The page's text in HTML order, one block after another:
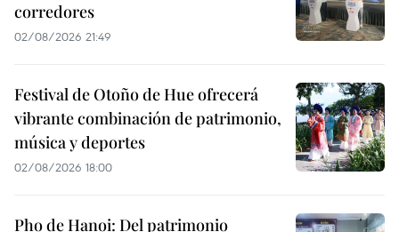
corredores
02/08/2026 21:49
Festival de Otoño de Hue ofrecerá
vibrante combinación de patrimonio,
música y deportes
02/08/2026 18:00
Pho de Hanoi: Del patrimonio